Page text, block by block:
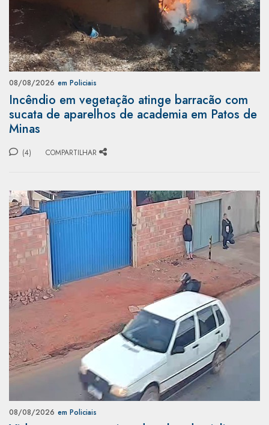
08/08/2026 em Policiais
Incêndio em vegetação atinge barracão com
sucata de aparelhos de academia em Patos de
Minas
(4) COMPARTILHAR
08/08/2026 em Policiais